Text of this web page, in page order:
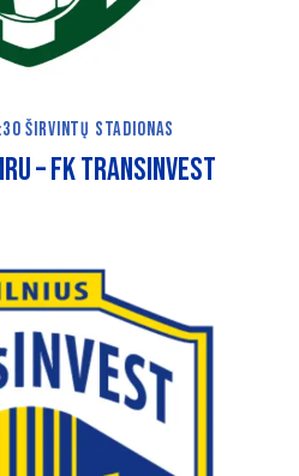
ŠIRVINTŲ STADIONAS
– FK TRANSINVEST